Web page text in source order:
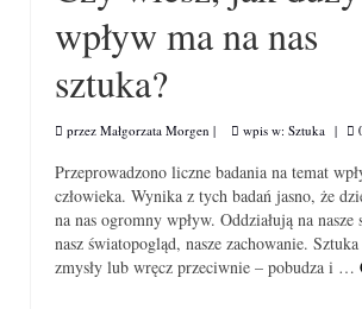
wpływ ma na nas
sztuka?
przez Małgorzata Morgen | wpis w: Sztuka |
Przeprowadzono liczne badania na temat
człowieka. Wynika z tych badań jasno, że
na nas ogromny wpływ. Oddziałują na nasze
nasz światopogląd, nasze zachowanie.
zmysły lub wręcz przeciwnie – pobudza i …